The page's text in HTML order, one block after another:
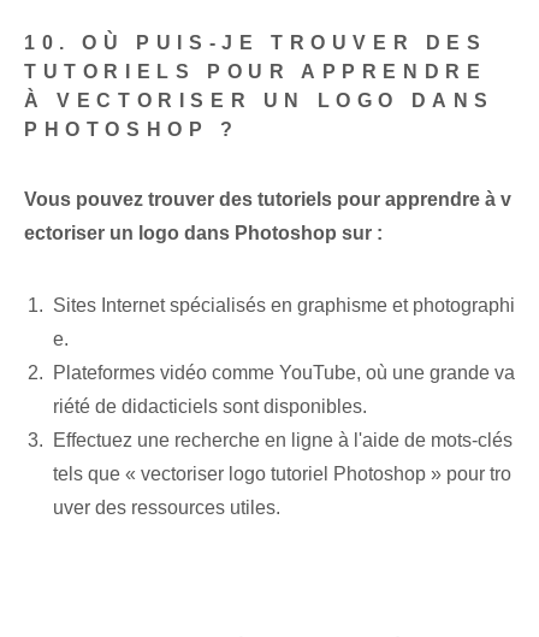
10. OÙ PUIS-JE TROUVER DES
TUTORIELS POUR APPRENDRE
À VECTORISER UN LOGO DANS
PHOTOSHOP ?
Vous pouvez trouver des tutoriels pour apprendre à v
ectoriser un logo dans Photoshop sur :
Sites Internet spécialisés en graphisme et photographi
e.
Plateformes vidéo comme ‌YouTube, où une grande va
riété de didacticiels sont disponibles.
Effectuez une recherche en ligne à l'aide de mots-clés
tels que « vectoriser‌ logo‍ tutoriel Photoshop » pour tro
uver des ressources utiles.